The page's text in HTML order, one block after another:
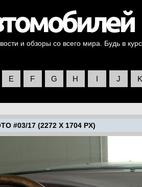
и обзоры со всего мира. Будь в
E F G H I J K
#03/17 (2272 X 1704 PX)